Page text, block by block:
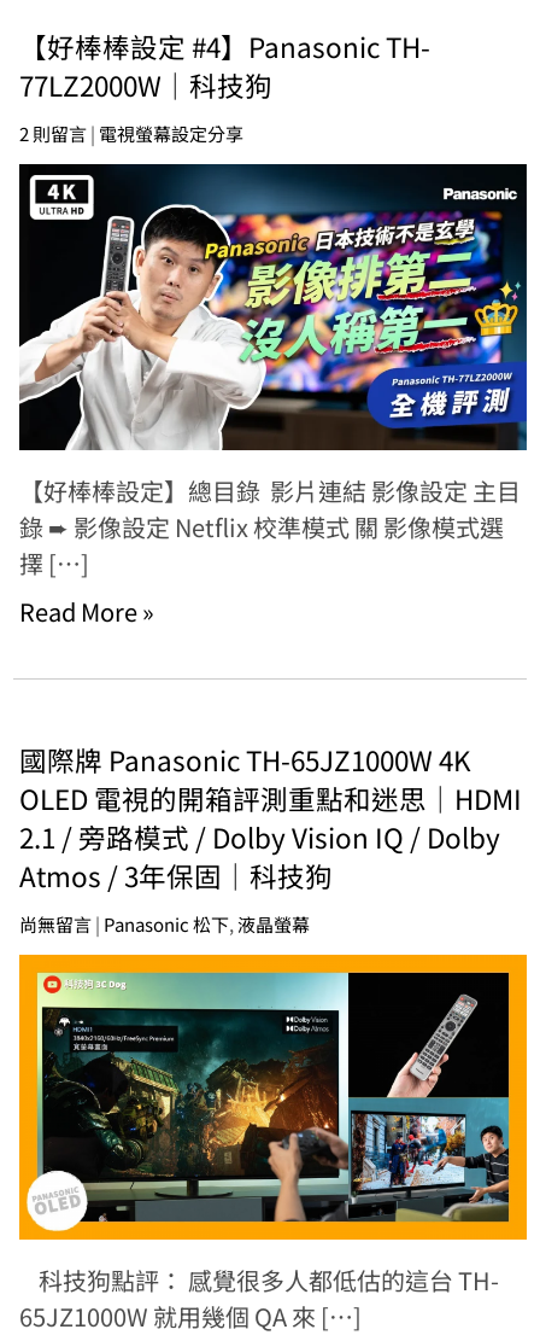
【好棒棒設定 #4】Panasonic TH-
77LZ2000W｜科技狗
2 則留言| 電視螢幕設定分享
【好棒棒設定】總目錄 影片連結 影像設定 主目
錄 ➨ 影像設定 Netflix 校準模式 關 影像模式選
擇 […]
Read More »
國際牌 Panasonic TH-65JZ1000W 4K
OLED 電視的開箱評測重點和迷思｜HDMI
2.1 / 旁路模式 / Dolby Vision IQ / Dolby
Atmos / 3年保固｜科技狗
尚無留言| Panasonic 松下,液晶螢幕
科技狗點評： 感覺很多人都低估的這台 TH-
65JZ1000W 就用幾個 QA 來 […]